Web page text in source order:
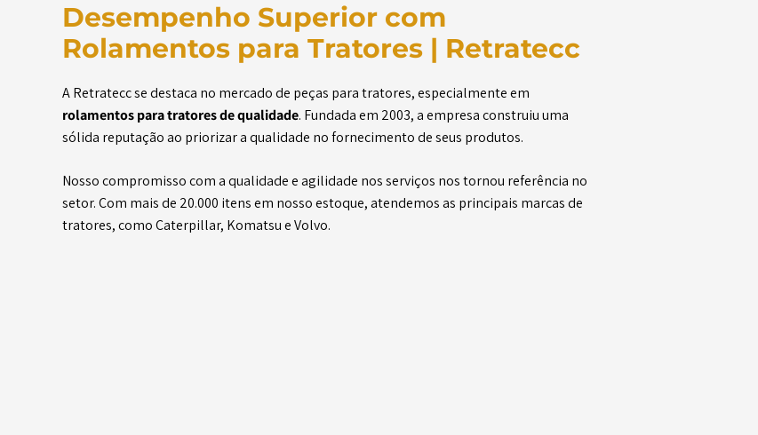
Desempenho Superior com
Rolamentos para Tratores | Retratecc
A Retratecc se destaca no mercado de peças para tratores, especialmente em
rolamentos para tratores de qualidade. Fundada em 2003, a empresa construiu uma
sólida reputação ao priorizar a qualidade no fornecimento de seus produtos.
Nosso compromisso com a qualidade e agilidade nos serviços nos tornou referência no
setor. Com mais de 20.000 itens em nosso estoque, atendemos as principais marcas de
tratores, como Caterpillar, Komatsu e Volvo.